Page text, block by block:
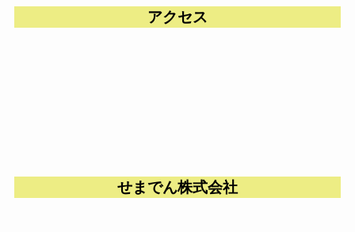
アクセス
せまでん株式会社